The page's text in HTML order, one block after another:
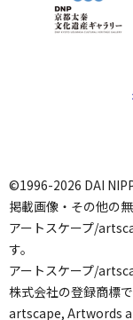
©1996-2026 DAI
掲載画像・その他の
アートスケープ/
す。
アートスケープ/
株式会社の登録商標で
artscape, Artwords